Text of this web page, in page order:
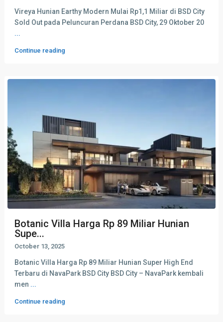
Vireya Hunian Earthy Modern Mulai Rp1,1 Miliar di BSD City
Sold Out pada Peluncuran Perdana BSD City, 29 Oktober 20
...
Continue reading
Botanic Villa Harga Rp 89 Miliar Hunian
Supe...
October 13, 2025
Botanic Villa Harga Rp 89 Miliar Hunian Super High End
Terbaru di NavaPark BSD City BSD City – NavaPark kembali
men ...
Continue reading